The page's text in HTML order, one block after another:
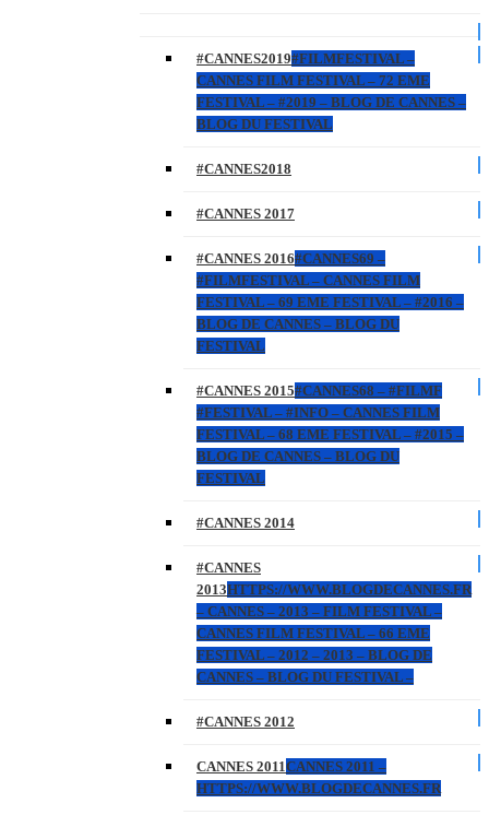
#CANNES2019#FILMFESTIVAL –
CANNES FILM FESTIVAL – 72 EME
FESTIVAL – #2019 – BLOG DE CANNES –
BLOG DU FESTIVAL
#CANNES2018
#CANNES 2017
#CANNES 2016#CANNES69 –
#FILMFESTIVAL – CANNES FILM
FESTIVAL – 69 EME FESTIVAL – #2016 –
BLOG DE CANNES – BLOG DU
FESTIVAL
#CANNES 2015#CANNES68 – #FILMF
#FESTIVAL – #INFO – CANNES FILM
FESTIVAL – 68 EME FESTIVAL – #2015 –
BLOG DE CANNES – BLOG DU
FESTIVAL
#CANNES 2014
#CANNES
2013HTTPS://WWW.BLOGDECANNES.FR
– CANNES – 2013 – FILM FESTIVAL –
CANNES FILM FESTIVAL – 66 EME
FESTIVAL – 2012 – 2013 – BLOG DE
CANNES – BLOG DU FESTIVAL –
#CANNES 2012
CANNES 2011CANNES 2011 –
HTTPS://WWW.BLOGDECANNES.FR